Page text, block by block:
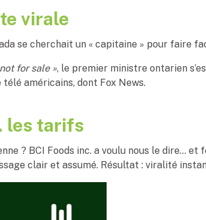
virale
se cherchait un « capitaine » pour faire
for sale », le premier ministre ontarien
américains, dont Fox News.
les tarifs
? BCI Foods inc. a voulu nous le dire…
clair et assumé. Résultat : viralité